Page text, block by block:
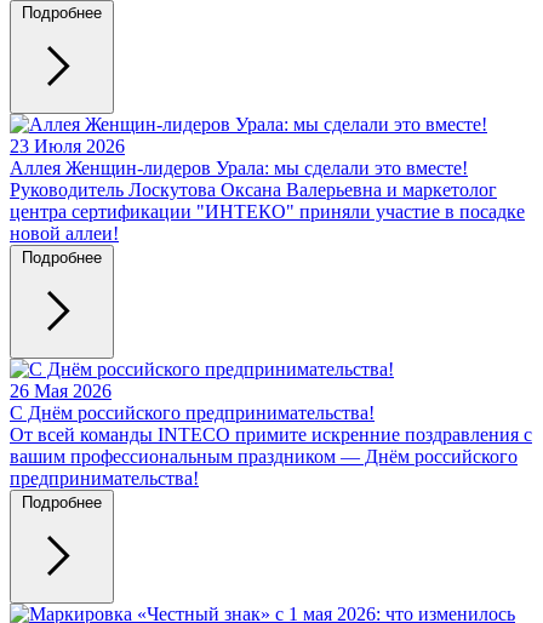
Подробнее
23 Июля 2026
Аллея Женщин-лидеров Урала: мы сделали это вместе!
Руководитель Лоскутова Оксана Валерьевна и маркетолог
центра сертификации "ИНТЕКО" приняли участие в посадке
новой аллеи!
Подробнее
26 Мая 2026
С Днём российского предпринимательства!
От всей команды INTECO примите искренние поздравления с
вашим профессиональным праздником — Днём российского
предпринимательства!
Подробнее